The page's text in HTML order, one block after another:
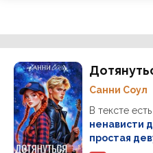
Санни Соул
В тексте есть
ненависти
простая